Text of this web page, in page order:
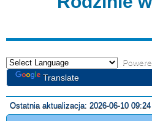
Translate
Ostatnia aktualizacja: 2026-06-10 09:24